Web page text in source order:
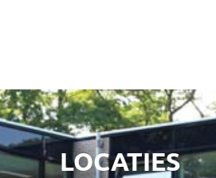
LOCATIES